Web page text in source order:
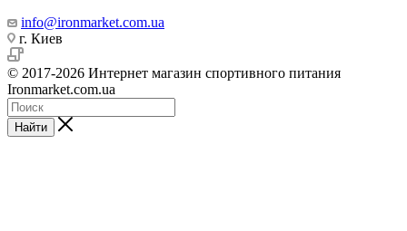
info@ironmarket.com.ua
г. Киев
© 2017-2026 Интернет магазин спортивного питания
Ironmarket.com.ua
Найти